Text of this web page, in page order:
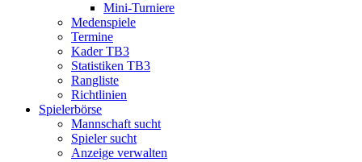
Mini-Turniere
Medenspiele
Termine
Kader TB3
Statistiken TB3
Rangliste
Richtlinien
Spielerbörse
Mannschaft sucht
Spieler sucht
Anzeige verwalten